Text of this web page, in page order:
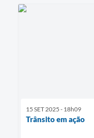
15 SET 2025 - 18h09
Trânsito em ação